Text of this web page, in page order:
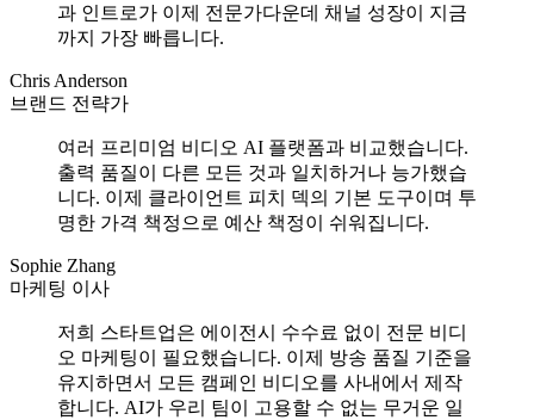
과 인트로가 이제 전문가다운데 채널 성장이 지금
까지 가장 빠릅니다.
Chris Anderson
브랜드 전략가
여러 프리미엄 비디오 AI 플랫폼과 비교했습니다.
출력 품질이 다른 모든 것과 일치하거나 능가했습
니다. 이제 클라이언트 피치 덱의 기본 도구이며 투
명한 가격 책정으로 예산 책정이 쉬워집니다.
Sophie Zhang
마케팅 이사
저희 스타트업은 에이전시 수수료 없이 전문 비디
오 마케팅이 필요했습니다. 이제 방송 품질 기준을
유지하면서 모든 캠페인 비디오를 사내에서 제작
합니다. AI가 우리 팀이 고용할 수 없는 무거운 일